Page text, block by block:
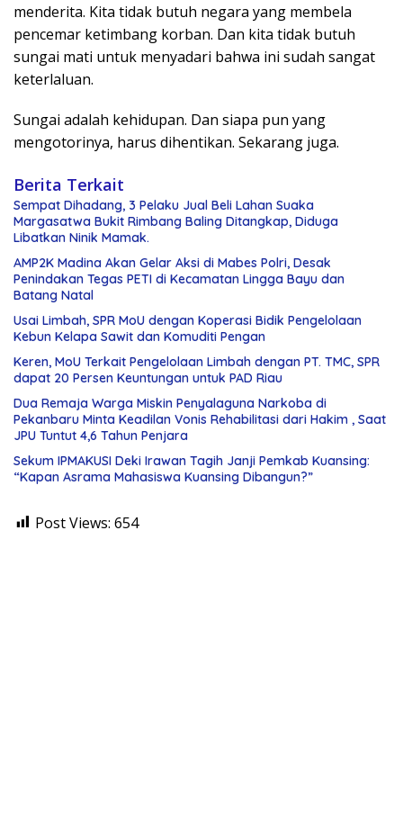
menderita. Kita tidak butuh negara yang membela
pencemar ketimbang korban. Dan kita tidak butuh
sungai mati untuk menyadari bahwa ini sudah sangat
keterlaluan.
Sungai adalah kehidupan. Dan siapa pun yang
mengotorinya, harus dihentikan. Sekarang juga.
Berita Terkait
Sempat Dihadang, 3 Pelaku Jual Beli Lahan Suaka
Margasatwa Bukit Rimbang Baling Ditangkap, Diduga
Libatkan Ninik Mamak.
AMP2K Madina Akan Gelar Aksi di Mabes Polri, Desak
Penindakan Tegas PETI di Kecamatan Lingga Bayu dan
Batang Natal
Usai Limbah, SPR MoU dengan Koperasi Bidik Pengelolaan
Kebun Kelapa Sawit dan Komuditi Pengan
Keren, MoU Terkait Pengelolaan Limbah dengan PT. TMC, SPR
dapat 20 Persen Keuntungan untuk PAD Riau
Dua Remaja Warga Miskin Penyalaguna Narkoba di
Pekanbaru Minta Keadilan Vonis Rehabilitasi dari Hakim , Saat
JPU Tuntut 4,6 Tahun Penjara
Sekum IPMAKUSI Deki Irawan Tagih Janji Pemkab Kuansing:
“Kapan Asrama Mahasiswa Kuansing Dibangun?”
Post Views: 654